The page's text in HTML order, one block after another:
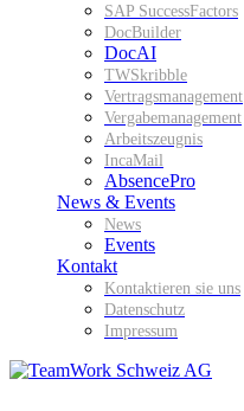
SAP SuccessFactors
DocBuilder
DocAI
TWSkribble
Vertragsmanagement
Vergabemanagement
Arbeitszeugnis
IncaMail
AbsencePro
News & Events
News
Events
Kontakt
Kontaktieren sie uns
Datenschutz
Impressum